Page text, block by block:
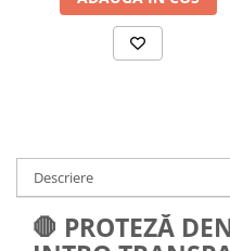
Descriere
🛑 PROTEZĂ